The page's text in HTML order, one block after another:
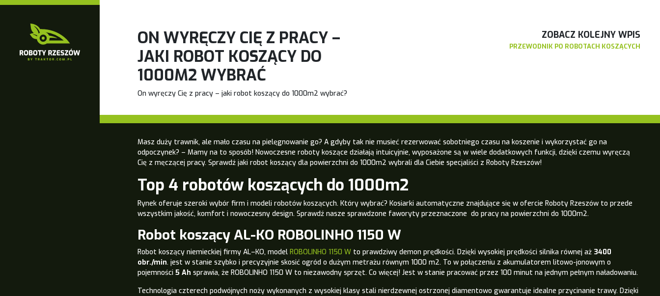
ON WYRĘCZY CIĘ Z PRACY –
JAKI ROBOT KOSZĄCY DO
1000M2 WYBRAĆ
On wyręczy Cię z pracy – jaki robot koszący do 1000m2 wybrać?
ZOBACZ KOLEJNY WPIS
PRZEWODNIK PO ROBOTACH KOSZĄCYCH
Masz duży trawnik, ale mało czasu na pielęgnowanie go? A gdyby tak nie musieć rezerwować sobotniego czasu na koszenie i wykorzystać go na
odpoczynek? – Mamy na to sposób! Nowoczesne roboty koszące działają intuicyjnie, wyposażone są w wiele dodatkowych funkcji, dzięki czemu wyręczą
Cię z męczącej pracy. Sprawdź jaki robot koszący dla powierzchni do 1000m2 wybrali dla Ciebie specjaliści z Roboty Rzeszów!
Top 4 robotów koszących do 1000m2
Rynek oferuje szeroki wybór firm i modeli robotów koszących. Który wybrać? Kosiarki automatyczne znajdujące się w ofercie Roboty Rzeszów to przede
wszystkim jakość, komfort i nowoczesny design. Sprawdź nasze sprawdzone faworyty przeznaczone do pracy na powierzchni do 1000m2.
Robot koszący AL-KO ROBOLINHO 1150 W
Robot koszący niemieckiej firmy AL–KO, model ROBOLINHO 1150 W to prawdziwy demon prędkości. Dzięki wysokiej prędkości silnika równej aż 3400
obr./min. jest w stanie szybko i precyzyjnie skosić ogród o dużym metrażu równym 1000 m2. To w połączeniu z akumulatorem litowo-jonowym o
pojemności 5 Ah sprawia, że ROBOLINHO 1150 W to niezawodny sprzęt. Co więcej! Jest w stanie pracować przez 100 minut na jednym pełnym naładowaniu.
Technologia czterech podwójnych noży wykonanych z wysokiej klasy stali nierdzewnej ostrzonej diamentowo gwarantuje idealne przycinanie trawy. Dzięki